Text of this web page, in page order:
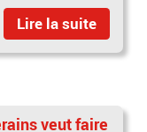
Lire la suite
veut faire